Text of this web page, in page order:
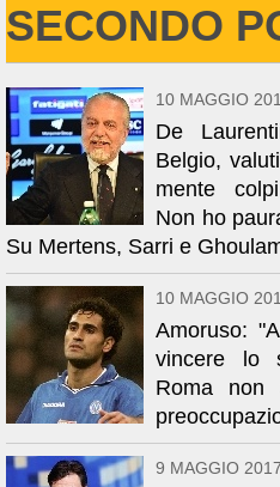
SECONDO
10 MAGGIO
De
Belgio,
mente
Non ho
Su Mertens, Sarri e
10 MAGGIO
Amoruso:
vincere lo
Roma
9 MAGGIO 2017